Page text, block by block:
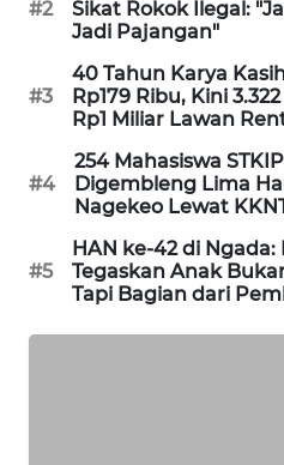
#2
Sikat Rokok Ilegal:
Jadi Pajangan"
#3
40 Tahun Karya
Rp179 Ribu, Kini
Rp1 Miliar Lawan
#4
254 Mahasiswa
Digembleng Lima
Nagekeo Lewat
#5
HAN ke-42 di
Tegaskan Anak
Tapi Bagian dari
NEWS
AKHLAK
ID
PERAPKI
NEWS
SONYA
ASA